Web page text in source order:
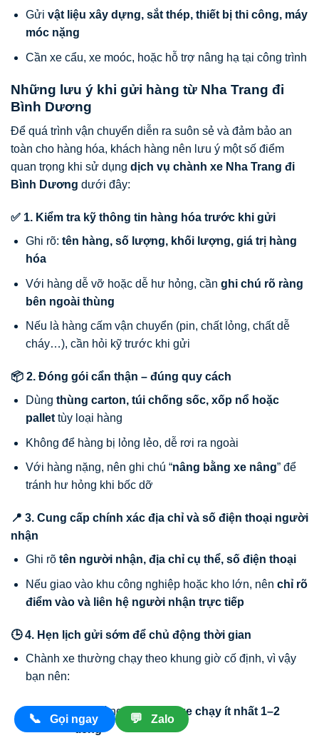
Gửi vật liệu xây dựng, sắt thép, thiết bị thi công, máy
móc nặng
Cần xe cẩu, xe moóc, hoặc hỗ trợ nâng hạ tại công trình
Những lưu ý khi gửi hàng từ Nha Trang đi
Bình Dương
Để quá trình vận chuyển diễn ra suôn sẻ và đảm bảo an
toàn cho hàng hóa, khách hàng nên lưu ý một số điểm
quan trọng khi sử dụng dịch vụ chành xe Nha Trang đi
Bình Dương dưới đây:
✅ 1. Kiểm tra kỹ thông tin hàng hóa trước khi gửi
Ghi rõ: tên hàng, số lượng, khối lượng, giá trị hàng
hóa
Với hàng dễ vỡ hoặc dễ hư hỏng, cần ghi chú rõ ràng
bên ngoài thùng
Nếu là hàng cấm vận chuyển (pin, chất lỏng, chất dễ
cháy…), cần hỏi kỹ trước khi gửi
📦 2. Đóng gói cẩn thận – đúng quy cách
Dùng thùng carton, túi chống sốc, xốp nổ hoặc
pallettùy loại hàng
Không để hàng bị lỏng lẻo, dễ rơi ra ngoài
Với hàng nặng, nên ghi chú “nâng bằng xe nâng” để
tránh hư hỏng khi bốc dỡ
📍 3. Cung cấp chính xác địa chỉ và số điện thoại người
nhận
Ghi rõ tên người nhận, địa chỉ cụ thể, số điện thoại
Nếu giao vào khu công nghiệp hoặc kho lớn, nên chỉ rõ
điểm vào và liên hệ người nhận trực tiếp
🕒 4. Hẹn lịch gửi sớm để chủ động thời gian
Chành xe thường chạy theo khung giờ cố định, vì vậy
bạn nên:
Gửi hàng trước giờ xe chạy ít nhất 1–2
tiếng
📞 Gọi ngay 💬 Zalo